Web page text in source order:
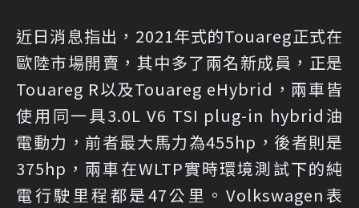
近日消息指出，2021年式的Touareg正式在
歐陸市場開賣，其中多了兩名新成員，正是
Touareg R以及Touareg eHybrid，兩車皆
使用同一具3.0L V6 TSI plug-in hybrid油
電動力，前者最大馬力為455hp，後者則是
375hp，兩車在WLTP實時環境測試下的純
電行駛里程都是47公里。Volkswagen表